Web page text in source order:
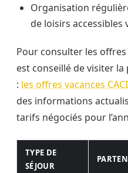
Organisation
de loisirs accessibles
Pour consulter les
est conseillé de visiter la
: les offres vacances
des informations
tarifs négociés pour
TYPE DE
SÉJOUR